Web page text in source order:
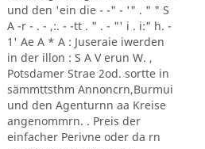
und den 'ein die - -" - '" . " " S
A -r - . - ,:. - -tt . " . - "' i . i:" h. -
1' Ae A * A : Juseraie iwerden
in der illon : S A V erun W. ,
Potsdamer Strae 2od. sortte in
sämmttsthm Annoncrn,Burmui
und den Agenturnn aa Kreise
angenommrn. . Preis der
einfacher Perivne oder da rn